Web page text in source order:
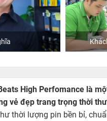
High Perfomance là
vẻ đẹp trang trọng thời
thời lượng pin bền bỉ,